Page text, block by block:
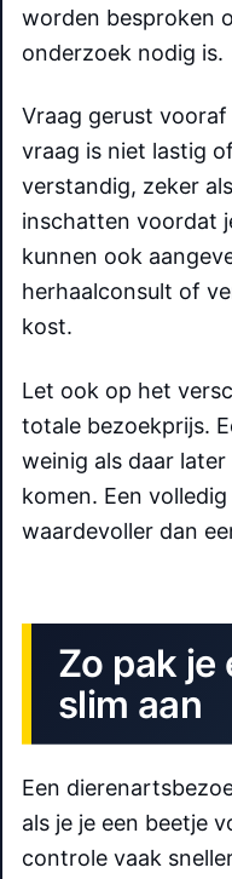
worden besproken
onderzoek nodig is.
Vraag gerust vooraf
vraag is niet lastig
verstandig, zeker
inschatten voordat
kunnen ook
herhaalconsult of
kost.
Let ook op het
totale bezoekprijs.
weinig als daar
komen. Een
waardevoller dan
Zo pak je
slim aan
Een
als je je een beetje
controle vaak